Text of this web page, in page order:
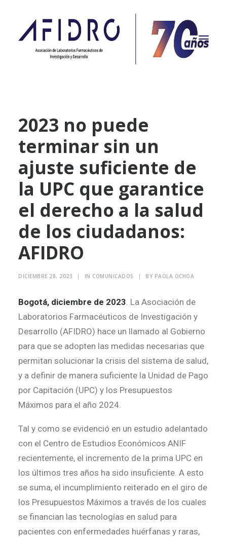
PROPÓSITO
PROYECTOS
ASOCIADOS
CONTACTO
CAMPAÑAS
Search
2023 no puede
terminar sin un
ajuste suficiente de
la UPC que garantice
el derecho a la salud
de los ciudadanos:
AFIDRO
DICIEMBRE 28, 2023 | IN COMUNICADOS | BY PAOLA OCHOA
Bogotá, diciembre de 2023. La Asociación de
Laboratorios Farmacéuticos de Investigación y
Desarrollo (AFIDRO) hace un llamado al Gobierno
para que se adopten las medidas necesarias que
permitan solucionar la crisis del sistema de salud,
y a definir de manera suficiente la Unidad de Pago
por Capitación (UPC) y los Presupuestos
Máximos para el año 2024.
Tal y como se evidenció en un estudio adelantado
con el Centro de Estudios Económicos ANIF
recientemente, el incremento de la prima UPC en
los últimos tres años ha sido insuficiente. A esto
se suma, el incumplimiento reiterado en el giro de
los Presupuestos Máximos a través de los cuales
se financian las tecnologías en salud para
pacientes con enfermedades huérfanas y raras,